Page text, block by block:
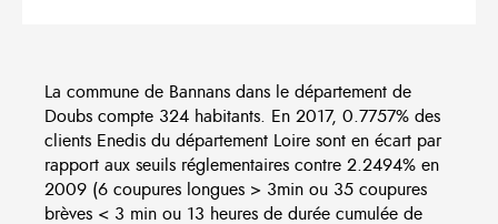
La commune de Bannans dans le département de
Doubs compte 324 habitants. En 2017, 0.7757% des
clients Enedis du département Loire sont en écart par
rapport aux seuils réglementaires contre 2.2494% en
2009 (6 coupures longues > 3min ou 35 coupures
brèves < 3 min ou 13 heures de durée cumulée de